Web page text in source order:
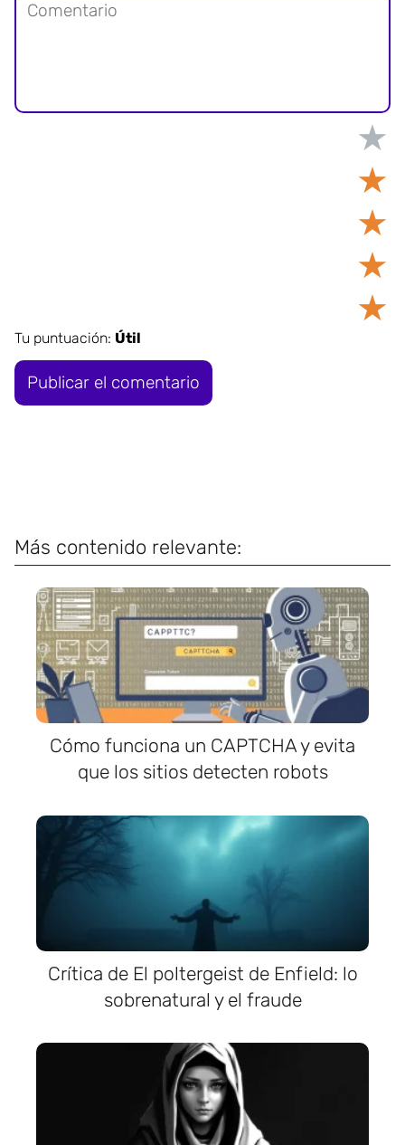
★
★
★
★
★
Tu puntuación: Útil
Más contenido relevante:
Cómo funciona un CAPTCHA y evita
que los sitios detecten robots
Crítica de El poltergeist de Enfield: lo
sobrenatural y el fraude